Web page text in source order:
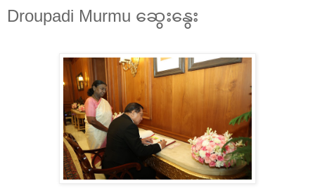
Droupadi Murmu ဆွေးနွေး